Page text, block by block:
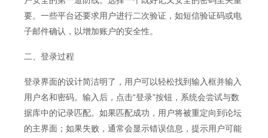
要。一些平台还要求用户进行二次验证，如短信验证码或电
子邮件确认，以增加账户的安全性。
二、登录过程
登录界面的设计简洁明了，用户可以轻松找到输入框并输入
用户名和密码。输入后，点击“登录”按钮，系统会尝试与数
据库中的记录匹配。如果匹配成功，用户将被重定向到论坛
的主界面；如果失败，通常会显示错误信息，提示用户可能